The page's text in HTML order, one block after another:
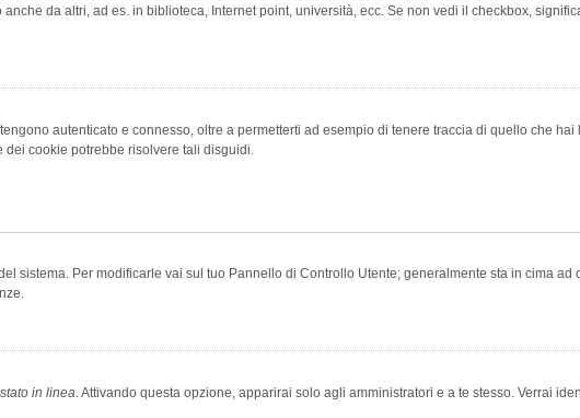
da altri, ad es. in biblioteca, Internet point, università, ecc. Se non vedi il checkbox,
autenticato e connesso, oltre a permetterti ad esempio di tenere traccia di quello che hai
cookie potrebbe risolvere tali disguidi.
sistema. Per modificarle vai sul tuo Pannello di Controllo Utente; generalmente sta in cima
in linea. Attivando questa opzione, apparirai solo agli amministratori e a te stesso. Verrai